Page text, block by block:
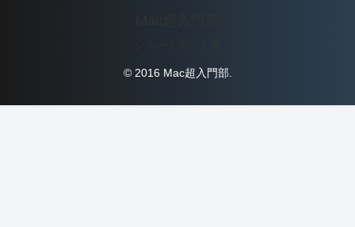
© 2016 Mac超入門部.